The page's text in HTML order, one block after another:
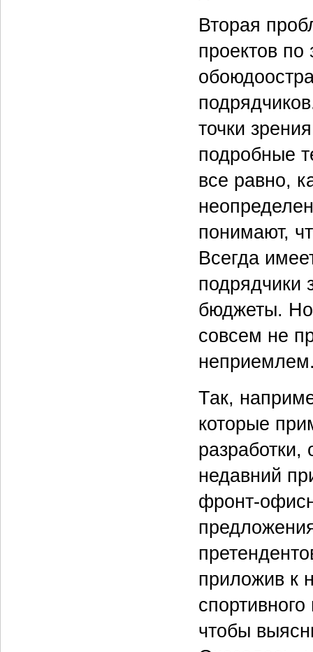
Вторая
проектов
точки
подробные
все равно,
понимают,
Всегда
подрядчики
бюджеты. Но
совсем не
Так,
которые
разработки,
недавний
фронт-
приложив к
чтобы